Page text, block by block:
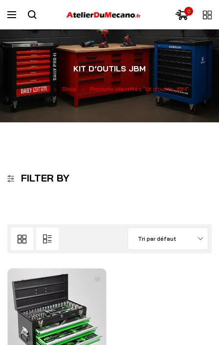
0
KIT D’OUTILS JBM
Home Shop Produits identifiés “kit d’outils JBM”
FILTER BY
Tri par défaut